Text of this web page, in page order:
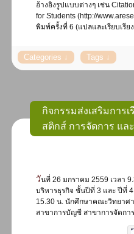
อ้างอิงรูปแบบต่างๆ เช่น
for Students (http://
พิมพ์ครั้งที่ 6 (แปลและเรียบเรี
กิจกรรมส่งเสริมการ
สติกส์ การจัดการ แล
วันที่ 26 มกราคม 2559 เวลา 9.30-11.30 น. ศูนย์บรรณสารสนเทศ จัดกิจกรรมส่งเสริมการเรียนรู้ ให้กับนักศึกษาคณะ
บริหารธุรกิจ ชั้นปีที่ 3 และ ปีที่
15.30 น. นักศึกษาคณะวิทยาศ
สาขาการบัญชี สาขาการจัดกา